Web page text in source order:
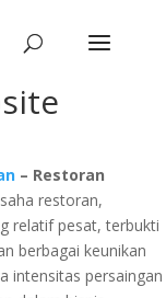
– Restoran
restoran,
relatif pesat, terbukti
berbagai keunikan
intensitas persaingan